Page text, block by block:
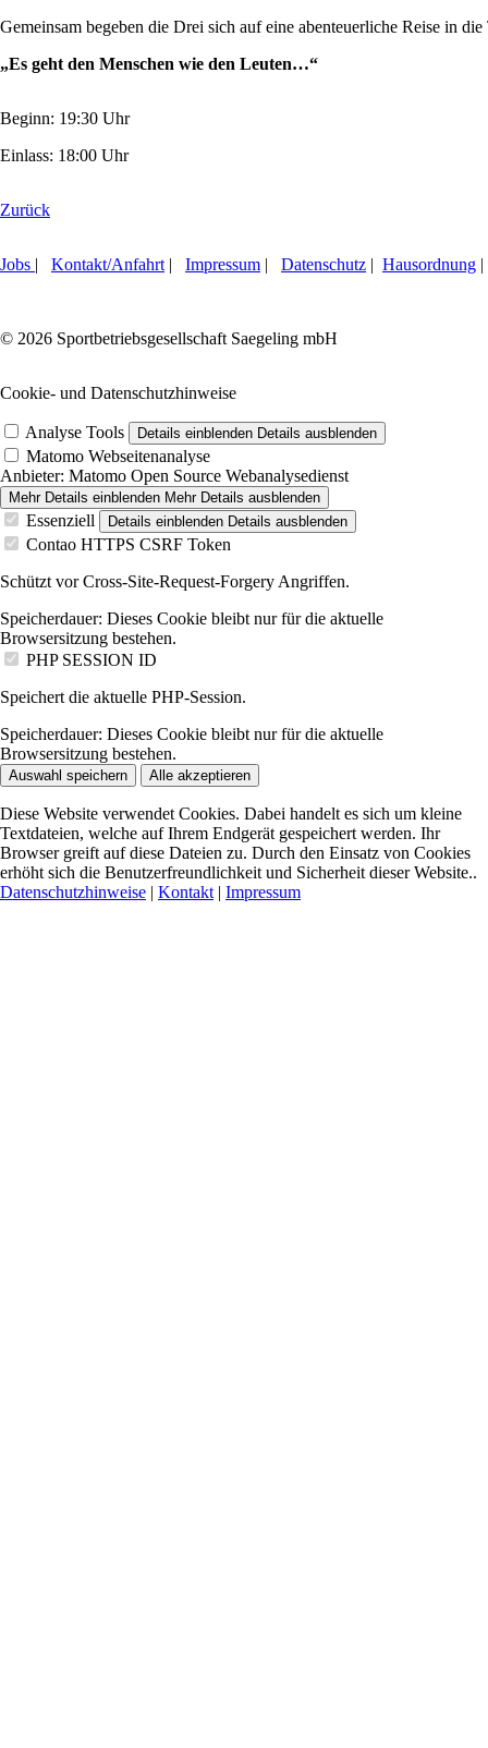
Gemeinsam begeben die Drei sich auf eine abenteuerliche Reise in
„Es geht den Menschen wie den Leuten…“
Beginn: 19:30 Uhr
Einlass: 18:00 Uhr
Zurück
Jobs | Kontakt/Anfahrt | Impressum | Datenschutz | Hausordnung |
© 2026 Sportbetriebsgesellschaft Saegeling mbH
Cookie- und Datenschutzhinweise
Analyse Tools Details einblenden Details ausblenden
Matomo Webseitenanalyse
Anbieter: Matomo Open Source Webanalysedienst
Mehr Details einblenden Mehr Details ausblenden
Essenziell Details einblenden Details ausblenden
Contao HTTPS CSRF Token
Schützt vor Cross-Site-Request-Forgery Angriffen.
Speicherdauer: Dieses Cookie bleibt nur für die aktuelle
Browsersitzung bestehen.
PHP SESSION ID
Speichert die aktuelle PHP-Session.
Speicherdauer: Dieses Cookie bleibt nur für die aktuelle
Browsersitzung bestehen.
Auswahl speichern Alle akzeptieren
Diese Website verwendet Cookies. Dabei handelt es sich um kleine
Textdateien, welche auf Ihrem Endgerät gespeichert werden. Ihr
Browser greift auf diese Dateien zu. Durch den Einsatz von Cookies
erhöht sich die Benutzerfreundlichkeit und Sicherheit dieser Website..
Datenschutzhinweise | Kontakt | Impressum